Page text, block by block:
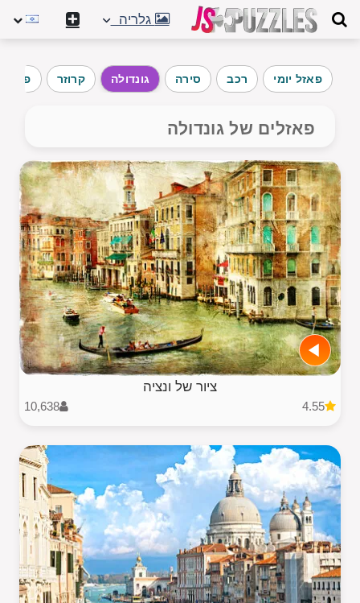
גלריה
פאזל יומי רכב סירה גונדולה קרוזר
פאזלים של גונדולה
ציור של ונציה
4.55
10,638